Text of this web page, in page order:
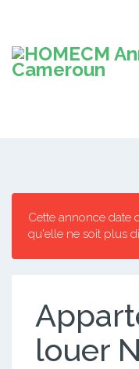
Cette annonce date
qu'elle ne soit plus
louer